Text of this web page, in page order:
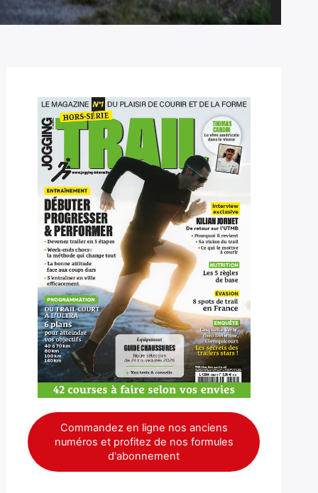
Commandez en ligne nos anciens
numéros et profitez de nos formules
d'abonnement